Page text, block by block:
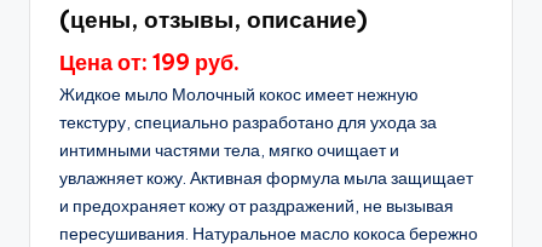
(цены, отзывы, описание)
Цена от: 199 руб.
Жидкое мыло Молочный кокос имеет нежную
текстуру, специально разработано для ухода за
интимными частями тела, мягко очищает и
увлажняет кожу. Активная формула мыла защищает
и предохраняет кожу от раздражений, не вызывая
пересушивания. Натуральное масло кокоса бережно